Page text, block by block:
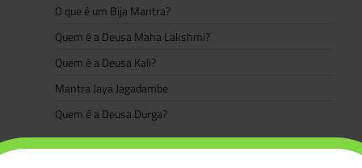
O que é um Bija Mantra?
Quem é a Deusa Maha Lakshmi?
Quem é a Deusa Kali?
Mantra Jaya Jagadambe
Quem é a Deusa Durga?
Categorias